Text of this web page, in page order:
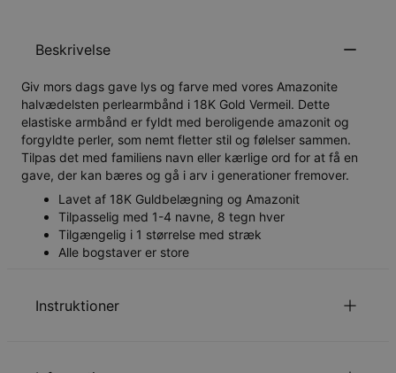
Beskrivelse
Giv mors dags gave lys og farve med vores Amazonite
halvædelsten perlearmbånd i 18K Gold Vermeil. Dette
elastiske armbånd er fyldt med beroligende amazonit og
forgyldte perler, som nemt fletter stil og følelser sammen.
Tilpas det med familiens navn eller kærlige ord for at få en
gave, der kan bæres og gå i arv i generationer fremover.
Lavet af 18K Guldbelægning og Amazonit
Tilpasselig med 1-4 navne, 8 tegn hver
Tilgængelig i 1 størrelse med stræk
Alle bogstaver er store
Instruktioner